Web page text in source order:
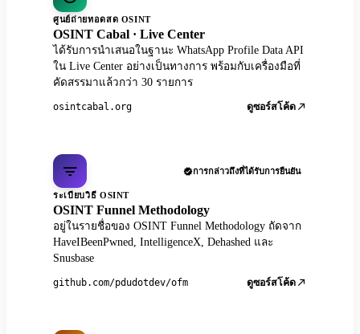
ศูนย์ถ่ายทอดสด OSINT
OSINT Cabal · Live Center
ได้รับการนำเสนอในฐานะ WhatsApp Profile Data API
ใน Live Center อย่างเป็นทางการ พร้อมกับเครื่องมือที่
คัดสรรมาแล้วกว่า 30 รายการ
osintcabal.org ดูซอร์สโค้ด
การกล่าวถึงที่ได้รับการยืนยัน
ระเบียบวิธี OSINT
OSINT Funnel Methodology
อยู่ในรายชื่อของ OSINT Funnel Methodology ถัดจาก
HaveIBeenPwned, IntelligenceX, Dehashed และ
Snusbase
github.com/pdudotdev/ofm ดูซอร์สโค้ด